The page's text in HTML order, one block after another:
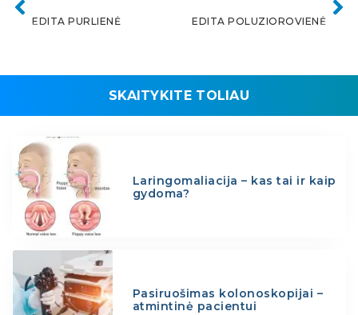
EDITA PURLIENĖ EDITA POLUZIOROVIENĖ
SKAITYKITE TOLIAU
Laringomaliacija – kas tai ir kaip
gydoma?
Pasiruošimas kolonoskopijai –
atmintinė pacientui